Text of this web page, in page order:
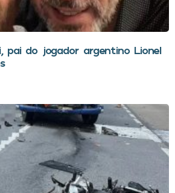
pai do jogador argentino Lionel